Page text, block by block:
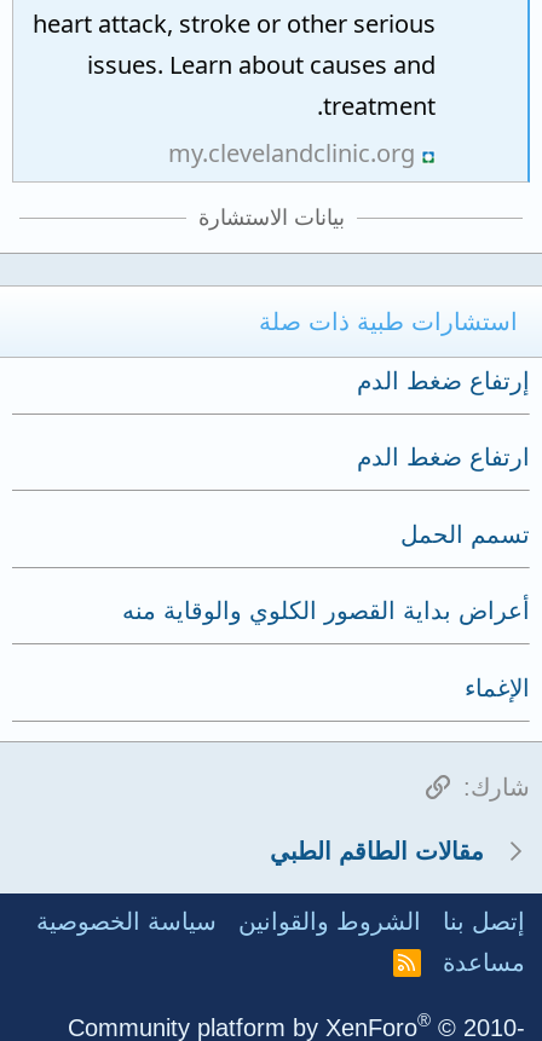
heart attack, stroke or other serious
issues. Learn about causes and
treatment.
my.clevelandclinic.org
بيانات الاستشارة
استشارات طبية ذات صلة
إرتفاع ضغط الدم
ارتفاع ضغط الدم
تسمم الحمل
أعراض بداية القصور الكلوي والوقاية منه
الإغماء
شارك: الرابط
مقالات الطاقم الطبي
إتصل بنا الشروط والقوانين
سياسة الخصوصية
مساعدة
R
Community platform by XenForo® © 2010-